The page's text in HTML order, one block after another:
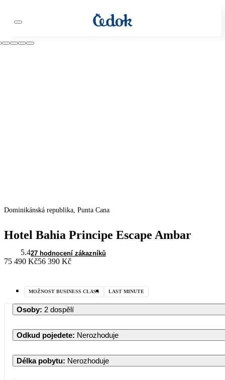
Dominikánská republika, Punta Cana
Hotel Bahia Principe Escape Ambar
5.427 hodnocení zákazníků
75 490 Kč56 390 Kč
MOŽNOST BUSINESS CLASS LAST MINUTE
Osoby: 2 dospělí
Odkud pojedete: Nerozhoduje
Délka pobytu: Nerozhoduje